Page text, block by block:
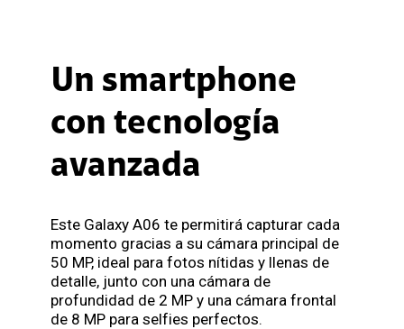
Un smartphone
con tecnología
avanzada
Este Galaxy A06 te permitirá capturar cada
momento gracias a su cámara principal de
50 MP, ideal para fotos nítidas y llenas de
detalle, junto con una cámara de
profundidad de 2 MP y una cámara frontal
de 8 MP para selfies perfectos.